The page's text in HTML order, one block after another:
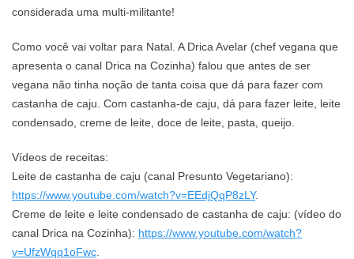
considerada uma multi-militante!
Como você vai voltar para Natal. A Drica Avelar (chef vegana que
apresenta o canal Drica na Cozinha) falou que antes de ser
vegana não tinha noção de tanta coisa que dá para fazer com
castanha de caju. Com castanha-de caju, dá para fazer leite, leite
condensado, creme de leite, doce de leite, pasta, queijo.
Vídeos de receitas:
Leite de castanha de caju (canal Presunto Vegetariano):
https://www.youtube.com/watch?v=EEdjQqP8zLY.
Creme de leite e leite condensado de castanha de caju: (vídeo do
canal Drica na Cozinha): https://www.youtube.com/watch?
v=UfzWqq1oFwc.